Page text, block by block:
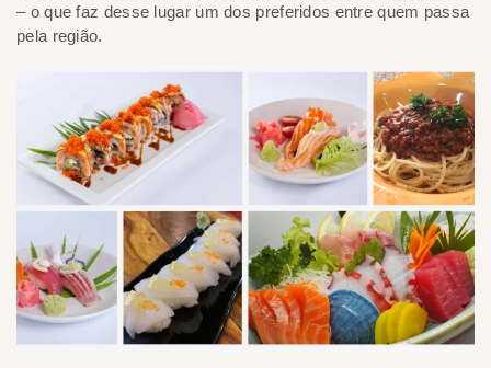
– o que faz desse lugar um dos preferidos entre quem passa
pela região.